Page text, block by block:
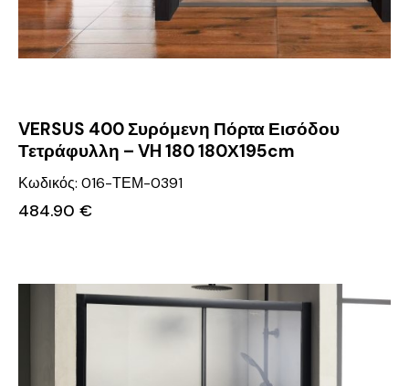
VERSUS 400 Συρόμενη Πόρτα Εισόδου
Τετράφυλλη – VH 180 180Χ195cm
Κωδικός: 016-ΤΕΜ-0391
484.90 €